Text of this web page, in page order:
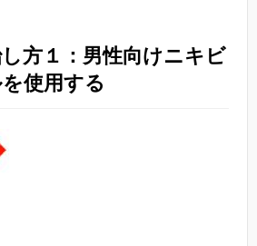
方１：男性向けニキビ
使用する